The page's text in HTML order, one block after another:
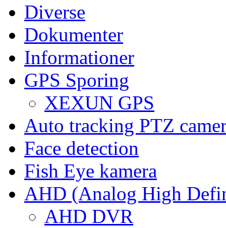
Diverse
Dokumenter
Informationer
GPS Sporing
XEXUN GPS
Auto tracking PTZ
Face detection
Fish Eye kamera
AHD (Analog High
AHD DVR